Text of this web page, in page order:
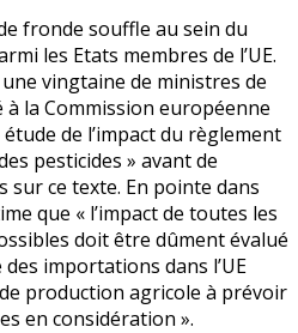
?
fronde souffle au sein du
les Etats membres de l’UE.
vingtaine de ministres de
à la Commission européenne
de l’impact du règlement
pesticides » avant de
sur ce texte. En pointe dans
que « l’impact de toutes les
doit être dûment évalué
des importations dans l’UE
production agricole à prévoir
en considération ».